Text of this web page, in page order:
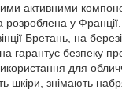
активними
розроблена у
Бретань, на
гарантує безпеку
для
шкіри, знімають